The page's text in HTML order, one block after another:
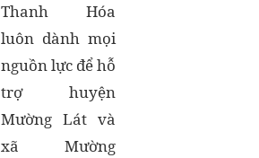
Thanh Hóa
luôn dành mọi
nguồn lực để hỗ
trợ huyện
Mường Lát và
xã Mường